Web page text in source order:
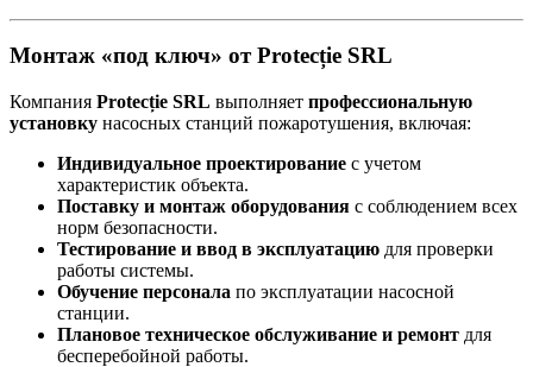
Монтаж «под ключ» от Protecție SRL
Компания Protecție SRL выполняет профессиональную
установку насосных станций пожаротушения, включая:
Индивидуальное проектирование с учетом
характеристик объекта.
Поставку и монтаж оборудования с соблюдением всех
норм безопасности.
Тестирование и ввод в эксплуатацию для проверки
работы системы.
Обучение персонала по эксплуатации насосной
станции.
Плановое техническое обслуживание и ремонт для
бесперебойной работы.